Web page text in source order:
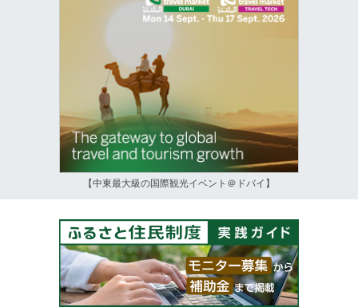
【中東最大級の国際観光イベント＠ドバイ】